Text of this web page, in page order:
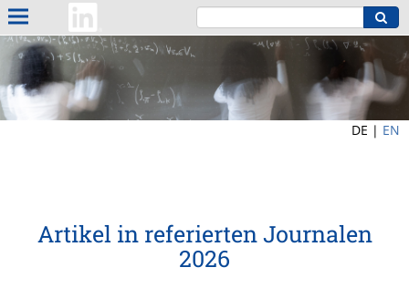
DE | EN
Artikel in referierten Journalen
2026